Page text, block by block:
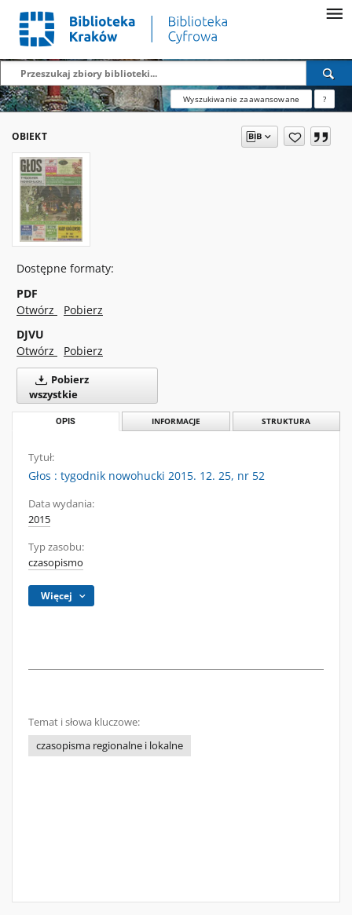
Wyszukiwanie zaawansowane ?
OBIEKT
Dostępne formaty:
PDF
Otwórz
Pobierz
DJVU
Otwórz
Pobierz
Pobierz
wszystkie
OPIS INFORMACJE STRUKTURA
Tytuł:
Głos : tygodnik nowohucki 2015. 12. 25, nr 52
Data wydania:
2015
Typ zasobu:
czasopismo
Więcej
Temat i słowa kluczowe:
czasopisma regionalne i lokalne